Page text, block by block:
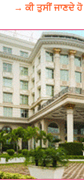
→ ਕੀ ਤੁਸੀਂ ਜਾਣਦੇ